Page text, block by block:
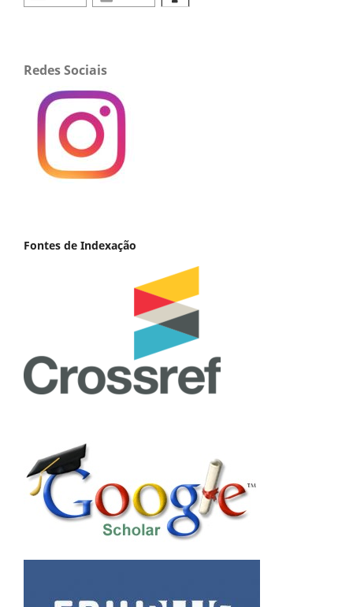
Redes Sociais
Fontes de Indexação